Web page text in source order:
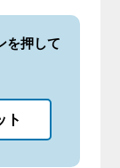
を押して